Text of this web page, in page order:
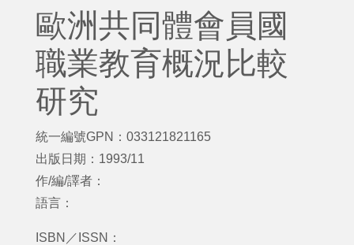
歐洲共同體會員國
職業教育概況比較
研究
統一編號GPN：033121821165
出版日期：1993/11
作/編/譯者：
語言：
ISBN／ISSN：